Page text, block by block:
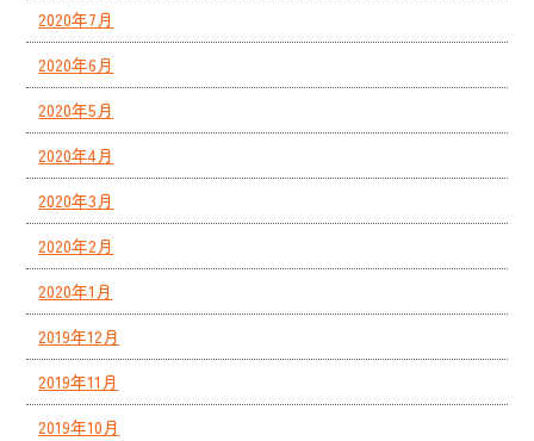
2020年7月
2020年6月
2020年5月
2020年4月
2020年3月
2020年2月
2020年1月
2019年12月
2019年11月
2019年10月